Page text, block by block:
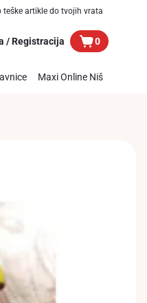
teške artikle do tvojih vrata
/ Registracija 0
Maxi Online Niš